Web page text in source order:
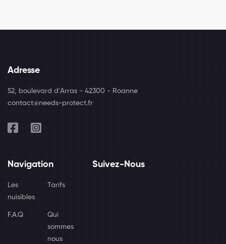
Adresse
52, boulevard d'Arras - 42300 - Roanne
contact@needs-protect.fr
Navigation
Les
nuisibles
Tarifs
F.A.Q
Qui
sommes
nous
Suivez-Nous